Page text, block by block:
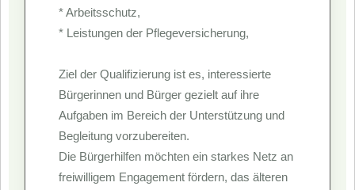
* Arbeitsschutz,
* Leistungen der Pflegeversicherung,
Ziel der Qualifizierung ist es, interessierte
Bürgerinnen und Bürger gezielt auf ihre
Aufgaben im Bereich der Unterstützung und
Begleitung vorzubereiten.
Die Bürgerhilfen möchten ein starkes Netz an
freiwilligem Engagement fördern, das älteren